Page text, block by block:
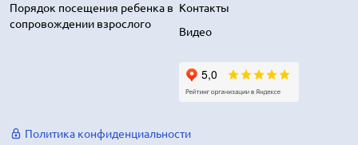
Порядок посещения ребенка в
сопровождении взрослого
Контакты
Видео
Политика конфиденциальности